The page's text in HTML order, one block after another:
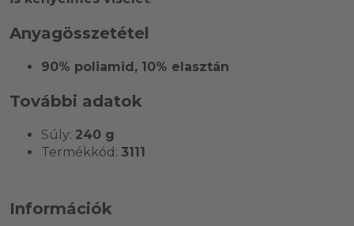
Anyagösszetétel
90% poliamid, 10% elasztán
További adatok
Súly: 240 g
Termékkód: 3111
Információk